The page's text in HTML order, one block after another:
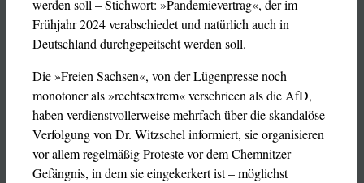
werden soll – Stichwort: »Pandemievertrag«, der im
Frühjahr 2024 verabschiedet und natürlich auch in
Deutschland durchgepeitscht werden soll.
Die »Freien Sachsen«, von der Lügenpresse noch
monotoner als »rechtsextrem« verschrieen als die AfD,
haben verdienstvollerweise mehrfach über die skandalöse
Verfolgung von Dr. Witzschel informiert, sie organisieren
vor allem regelmäßig Proteste vor dem Chemnitzer
Gefängnis, in dem sie eingekerkert ist – möglichst